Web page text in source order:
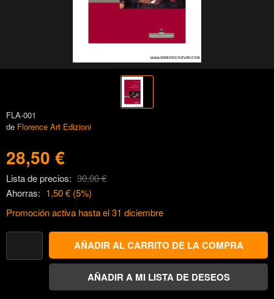
FLA-001
de Florence Art Edizioni
28,50 €
Lista de precios: 30,00 €
Ahorras: 1,50 € (5%)
Promoción activa hasta el 31 diciembre